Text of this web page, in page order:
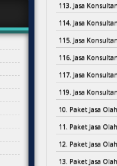
113. Jasa
114. Jasa
115. Jasa
116. Jasa
117. Jasa
119. Jasa
10. Paket Jasa
11. Paket Jasa
12. Paket Jasa
13. Paket Jasa